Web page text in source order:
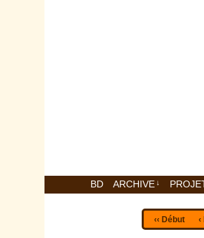
BD ARCHIVE ↓
‹‹ Début